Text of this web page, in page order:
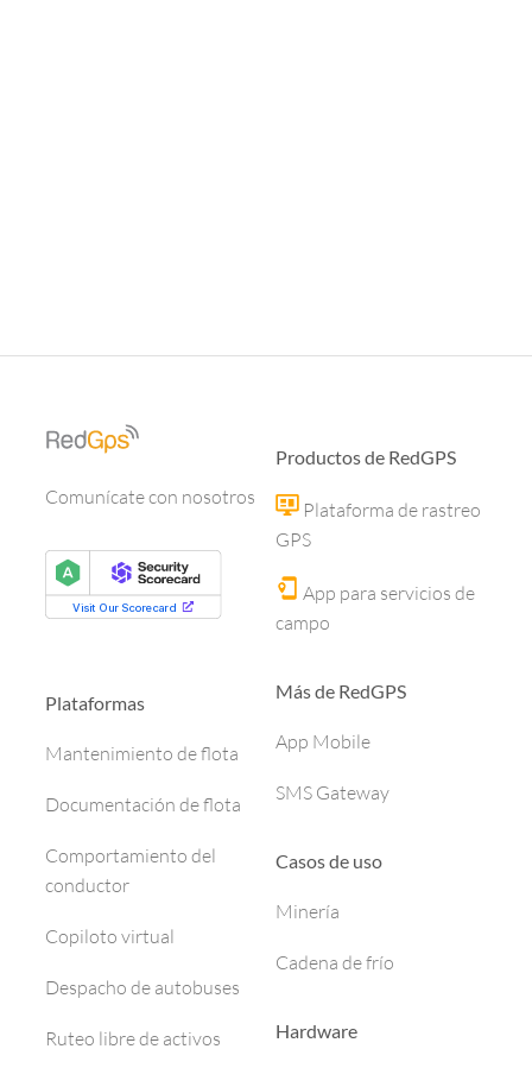
Comunícate con nosotros
Plataformas
Mantenimiento de flota
Documentación de flota
Comportamiento del
conductor
Copiloto virtual
Despacho de autobuses
Ruteo libre de activos
Productos de RedGPS
Plataforma de rastreo
GPS
App para servicios de
campo
Más de RedGPS
App Mobile
SMS Gateway
Casos de uso
Minería
Cadena de frío
Hardware